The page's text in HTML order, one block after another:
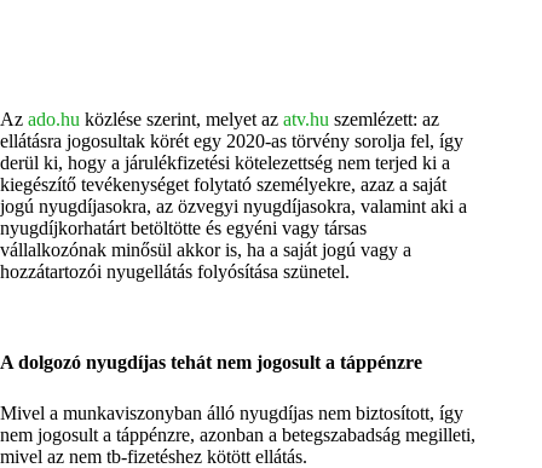
Az ado.hu közlése szerint, melyet az atv.hu szemlézett: az
ellátásra jogosultak körét egy 2020-as törvény sorolja fel, így
derül ki, hogy a járulékfizetési kötelezettség nem terjed ki a
kiegészítő tevékenységet folytató személyekre, azaz a saját
jogú nyugdíjasokra, az özvegyi nyugdíjasokra, valamint aki a
nyugdíjkorhatárt betöltötte és egyéni vagy társas
vállalkozónak minősül akkor is, ha a saját jogú vagy a
hozzátartozói nyugellátás folyósítása szünetel.
A dolgozó nyugdíjas tehát nem jogosult a táppénzre
Mivel a munkaviszonyban álló nyugdíjas nem biztosított, így
nem jogosult a táppénzre, azonban a betegszabadság megilleti,
mivel az nem tb-fizetéshez kötött ellátás.